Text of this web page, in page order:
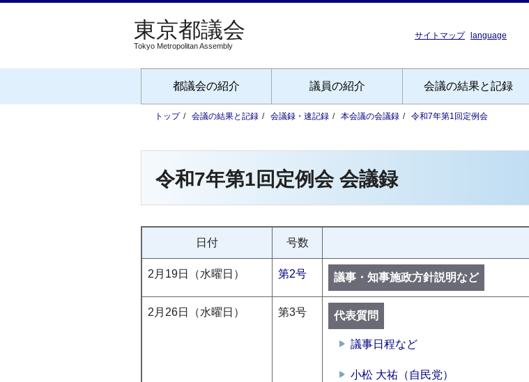
Tokyo Metropolitan Assembly
サイトマップ language
都議会の紹介 議員の紹介 会議の結果と記録
トップ 会議の結果と記録 会議録・速記録 本会議の会議録 令和7年第1回定例会
令和7年第1回定例会 会議録
日付 号数
2月19日（水曜日） 第2号 議事・知事施政方針説明など
2月26日（水曜日） 第3号 代表質問
議事日程など
小松 大祐（自民党）